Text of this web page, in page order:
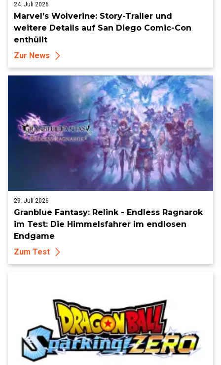
24. Juli 2026
Marvel’s Wolverine: Story-Trailer und
weitere Details auf San Diego Comic-Con
enthüllt
Zur News
29. Juli 2026
Granblue Fantasy: Relink - Endless Ragnarok
im Test: Die Himmelsfahrer im endlosen
Endgame
Zum Test